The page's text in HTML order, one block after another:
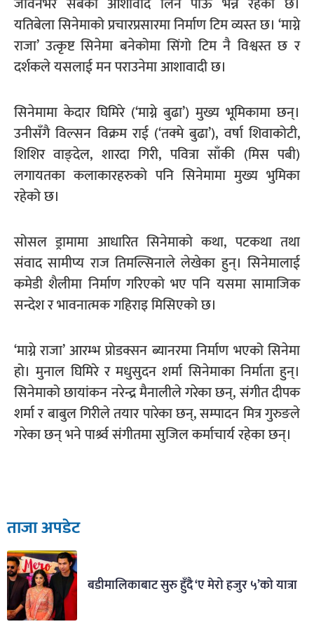
यतिबेला सिनेमाको प्रचारप्रसारमा निर्माण टिम व्यस्त छ। ‘माग्ने
राजा’ उत्कृष्ट सिनेमा बनेकोमा सिंगो टिम नै विश्वस्त छ र
दर्शकले यसलाई मन पराउनेमा आशावादी छ।
सिनेमामा केदार घिमिरे (‘माग्ने बुढा’) मुख्य भूमिकामा छन्।
उनीसँगै विल्सन विक्रम राई (‘तक्मे बुढा’), वर्षा शिवाकोटी,
शिशिर वाङ्देल, शारदा गिरी, पवित्रा साँकी (मिस पबी)
लगायतका कलाकारहरुको पनि सिनेमामा मुख्य भुमिका
रहेको छ।
सोसल ड्रामामा आधारित सिनेमाको कथा, पटकथा तथा
संवाद सामीप्य राज तिमल्सिनाले लेखेका हुन्। सिनेमालाई
कमेडी शैलीमा निर्माण गरिएको भए पनि यसमा सामाजिक
सन्देश र भावनात्मक गहिराइ मिसिएको छ।
‘माग्ने राजा’ आरम्भ प्रोडक्सन ब्यानरमा निर्माण भएको सिनेमा
हो। मुनाल घिमिरे र मधुसुदन शर्मा सिनेमाका निर्माता हुन्।
सिनेमाको छायांकन नरेन्द्र मैनालीले गरेका छन्, संगीत दीपक
शर्मा र बाबुल गिरीले तयार पारेका छन्, सम्पादन मित्र गुरुङले
गरेका छन् भने पार्श्र्व संगीतमा सुजिल कर्माचार्य रहेका छन्।
ताजा अपडेट
बडीमालिकाबाट सुरु हुँदै ‘ए मेरो हजुर ५’को यात्रा